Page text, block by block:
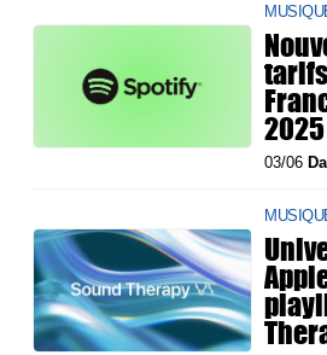
2025
03/06